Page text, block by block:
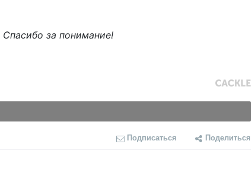
Спасибо за понимание!
Подписаться Поделиться